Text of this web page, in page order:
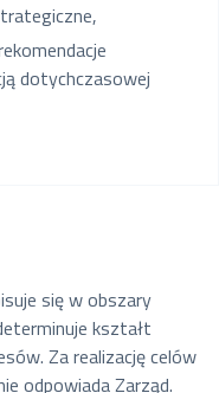
dotychczasowej
się w obszary
kształt
Za realizację celów
odpowiada Zarząd.